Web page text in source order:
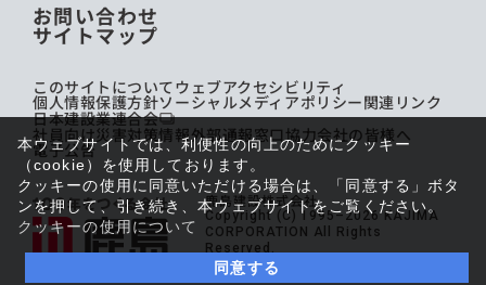
本ウェブサイトでは、利便性の向上のためにクッキー
（cookie）を使用しております。
クッキーの使用に同意いただける場合は、「同意する」ボタ
ンを押して、引き続き、本ウェブサイトをご覧ください。
クッキーの使用について
同意する
お問い合わせ
サイトマップ
このサイトについてウェブアクセシビリティ
個人情報保護方針ソーシャルメディアポリシー関連リンク
日本建設業連合会
社員向け災害対策情報外部通報窓口協力会社の皆様へ
電子公告
鹿島建設株式会社
Copyright (C) 1995–2026 KAJIMA
CORPORATION All Rights
Reserved.